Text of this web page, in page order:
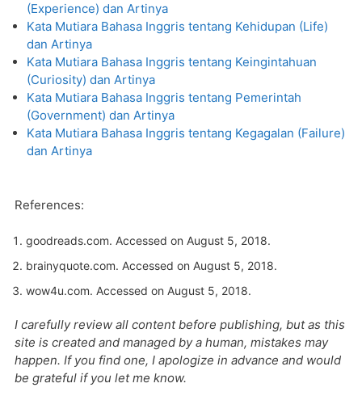
(Experience) dan Artinya
Kata Mutiara Bahasa Inggris tentang Kehidupan (Life)
dan Artinya
Kata Mutiara Bahasa Inggris tentang Keingintahuan
(Curiosity) dan Artinya
Kata Mutiara Bahasa Inggris tentang Pemerintah
(Government) dan Artinya
Kata Mutiara Bahasa Inggris tentang Kegagalan (Failure)
dan Artinya
References:
goodreads.com. Accessed on August 5, 2018.
brainyquote.com. Accessed on August 5, 2018.
wow4u.com. Accessed on August 5, 2018.
I carefully review all content before publishing, but as this
site is created and managed by a human, mistakes may
happen. If you find one, I apologize in advance and would
be grateful if you let me know.